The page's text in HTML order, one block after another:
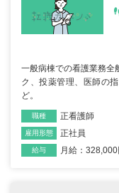
一般病棟での看護業務全
ク、投薬管理、医師の
ど。
職種 正看護師
雇用形態 正社員
給与 月給：